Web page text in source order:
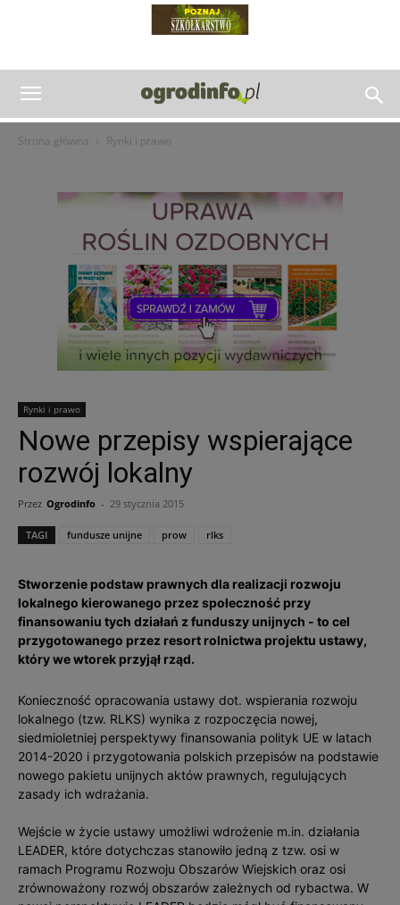
Strona główna Rynki i prawo
Rynki i prawo
Nowe przepisy wspierające
rozwój lokalny
Przez Ogrodinfo - 29 stycznia 2015
TAGI fundusze unijne prow rlks
Stworzenie podstaw prawnych dla realizacji rozwoju
lokalnego kierowanego przez społeczność przy
finansowaniu tych działań z funduszy unijnych - to cel
przygotowanego przez resort rolnictwa projektu ustawy,
który we wtorek przyjął rząd.
Konieczność opracowania ustawy dot. wspierania rozwoju
lokalnego (tzw. RLKS) wynika z rozpoczęcia nowej,
siedmioletniej perspektywy finansowania polityk UE w latach
2014-2020 i przygotowania polskich przepisów na podstawie
nowego pakietu unijnych aktów prawnych, regulujących
zasady ich wdrażania.
Wejście w życie ustawy umożliwi wdrożenie m.in. działania
LEADER, które dotychczas stanowiło jedną z tzw. osi w
ramach Programu Rozwoju Obszarów Wiejskich oraz osi
zrównoważony rozwój obszarów zależnych od rybactwa. W